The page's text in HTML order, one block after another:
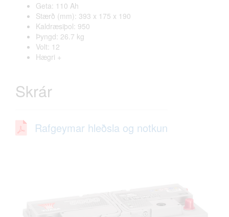
Geta: 110 Ah
Stærð (mm): 393 x 175 x 190
Kaldræsiþol: 950
Þyngd: 26.7 kg
Volt: 12
Hægri +
Skrár
Rafgeymar hleðsla og notkun